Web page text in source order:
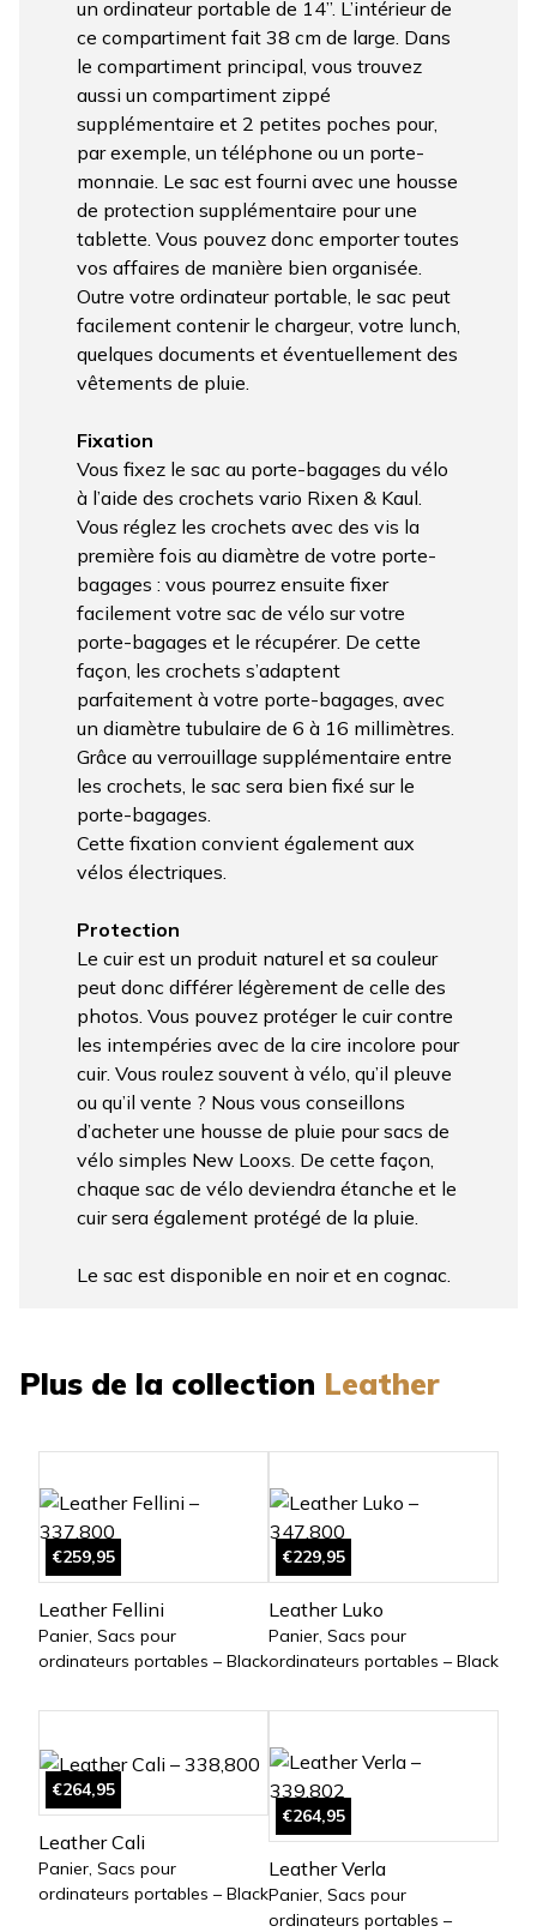
un ordinateur portable de 14”. L’intérieur de
ce compartiment fait 38 cm de large. Dans
le compartiment principal, vous trouvez
aussi un compartiment zippé
supplémentaire et 2 petites poches pour,
par exemple, un téléphone ou un porte-
monnaie. Le sac est fourni avec une housse
de protection supplémentaire pour une
tablette. Vous pouvez donc emporter toutes
vos affaires de manière bien organisée.
Outre votre ordinateur portable, le sac peut
facilement contenir le chargeur, votre lunch,
quelques documents et éventuellement des
vêtements de pluie.
Fixation
Vous fixez le sac au porte-bagages du vélo
à l’aide des crochets vario Rixen & Kaul.
Vous réglez les crochets avec des vis la
première fois au diamètre de votre porte-
bagages : vous pourrez ensuite fixer
facilement votre sac de vélo sur votre
porte-bagages et le récupérer. De cette
façon, les crochets s’adaptent
parfaitement à votre porte-bagages, avec
un diamètre tubulaire de 6 à 16 millimètres.
Grâce au verrouillage supplémentaire entre
les crochets, le sac sera bien fixé sur le
porte-bagages.
Cette fixation convient également aux
vélos électriques.
Protection
Le cuir est un produit naturel et sa couleur
peut donc différer légèrement de celle des
photos. Vous pouvez protéger le cuir contre
les intempéries avec de la cire incolore pour
cuir. Vous roulez souvent à vélo, qu’il pleuve
ou qu’il vente ? Nous vous conseillons
d’acheter une housse de pluie pour sacs de
vélo simples New Looxs. De cette façon,
chaque sac de vélo deviendra étanche et le
cuir sera également protégé de la pluie.
Le sac est disponible en noir et en cognac.
Plus de la collection Leather
€259,95
Leather Fellini
Panier, Sacs pour
ordinateurs portables – Black
€229,95
Leather Luko
Panier, Sacs pour
ordinateurs portables – Black
€264,95
Leather Cali
Panier, Sacs pour
ordinateurs portables – Black
€264,95
Leather Verla
Panier, Sacs pour
ordinateurs portables –